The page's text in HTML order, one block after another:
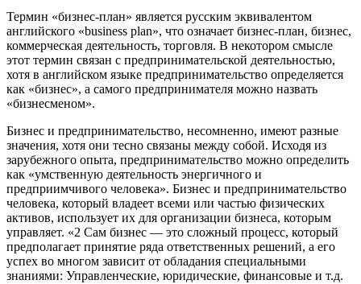
Термин «бизнес-план» является русским эквивалентом
английского «business plan», что означает бизнес-план, бизнес,
коммерческая деятельность, торговля. В некотором смысле
этот термин связан с предпринимательской деятельностью,
хотя в английском языке предпринимательство определяется
как «бизнес», а самого предпринимателя можно назвать
«бизнесменом».
Бизнес и предпринимательство, несомненно, имеют разные
значения, хотя они тесно связаны между собой. Исходя из
зарубежного опыта, предпринимательство можно определить
как «умственную деятельность энергичного и
предприимчивого человека». Бизнес и предпринимательство
человека, который владеет всеми или частью физических
активов, использует их для организации бизнеса, которым
управляет. «2 Сам бизнес — это сложный процесс, который
предполагает принятие ряда ответственных решений, а его
успех во многом зависит от обладания специальными
знаниями: Управленческие, юридические, финансовые и т.д.